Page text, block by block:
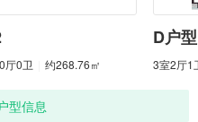
厅0卫 约268.76㎡
D户型
3室2厅1
型信息